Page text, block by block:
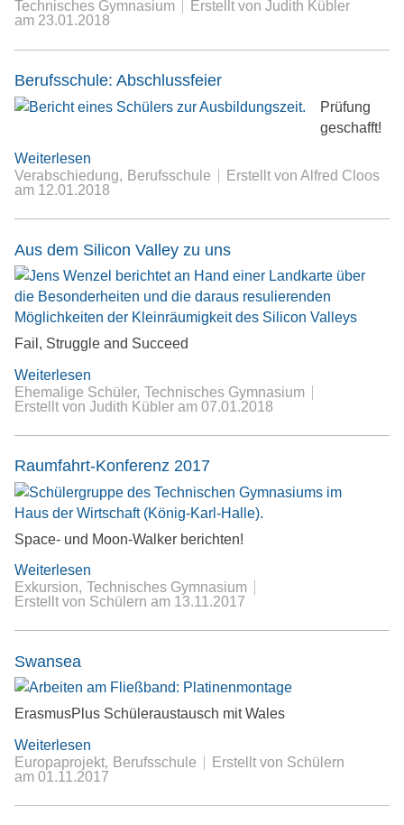
Technisches Gymnasium
Erstellt von Judith Kübler
am 23.01.2018
Berufsschule: Abschlussfeier
Prüfung
geschafft!
Weiterlesen
Verabschiedung
Berufsschule
Erstellt von Alfred Cloos
am 12.01.2018
Aus dem Silicon Valley zu uns
Fail, Struggle and Succeed
Weiterlesen
Ehemalige Schüler Technisches Gymnasium
Erstellt von Judith Kübler am 07.01.2018
Raumfahrt-Konferenz 2017
Space- und Moon-Walker berichten!
Weiterlesen
Exkursion Technisches Gymnasium
Erstellt von Schülern am 13.11.2017
Swansea
ErasmusPlus Schüleraustausch mit Wales
Weiterlesen
Europaprojekt
Berufsschule
Erstellt von Schülern
am 01.11.2017